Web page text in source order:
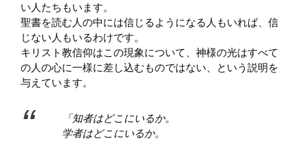
い人たちもいます。
聖書を読む人の中には信じるようになる人もいれば、信
じない人もいるわけです。
キリスト教信仰はこの現象について、神様の光はすべて
の人の心に一様に差し込むものではない、という説明を
与えています。
「知者はどこにいるか。
学者はどこにいるか。